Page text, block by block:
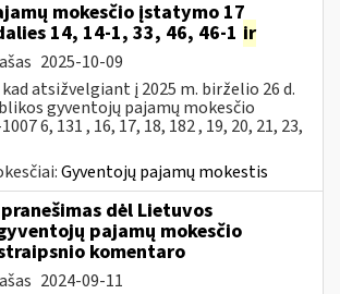
mokesčio įstatymo 17
14, 14-1, 33, 46, 46-1 ir
2025-10-09
atsižvelgiant į 2025 m. birželio 26 d.
gyventojų pajamų mokesčio
6, 131 , 16, 17, 18, 182 , 19, 20, 21, 23,
Gyventojų pajamų mokestis
dėl Lietuvos
pajamų mokesčio
komentaro
2024-09-11